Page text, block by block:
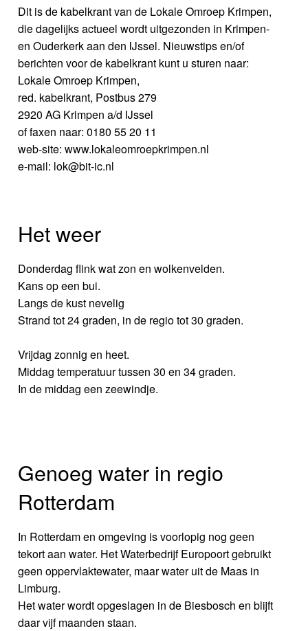
Dit is de kabelkrant van de Lokale Omroep Krimpen,
die dagelijks actueel wordt uitgezonden in Krimpen-
en Ouderkerk aan den IJssel. Nieuwstips en/of
berichten voor de kabelkrant kunt u sturen naar:
Lokale Omroep Krimpen,
red. kabelkrant, Postbus 279
2920 AG Krimpen a/d IJssel
of faxen naar: 0180 55 20 11
web-site: www.lokaleomroepkrimpen.nl
e-mail: lok@bit-ic.nl
Het weer
Donderdag flink wat zon en wolkenvelden.
Kans op een bui.
Langs de kust nevelig
Strand tot 24 graden, in de regio tot 30 graden.
Vrijdag zonnig en heet.
Middag temperatuur tussen 30 en 34 graden.
In de middag een zeewindje.
Genoeg water in regio
Rotterdam
In Rotterdam en omgeving is voorlopig nog geen
tekort aan water. Het Waterbedrijf Europoort gebruikt
geen oppervlaktewater, maar water uit de Maas in
Limburg.
Het water wordt opgeslagen in de Biesbosch en blijft
daar vijf maanden staan.